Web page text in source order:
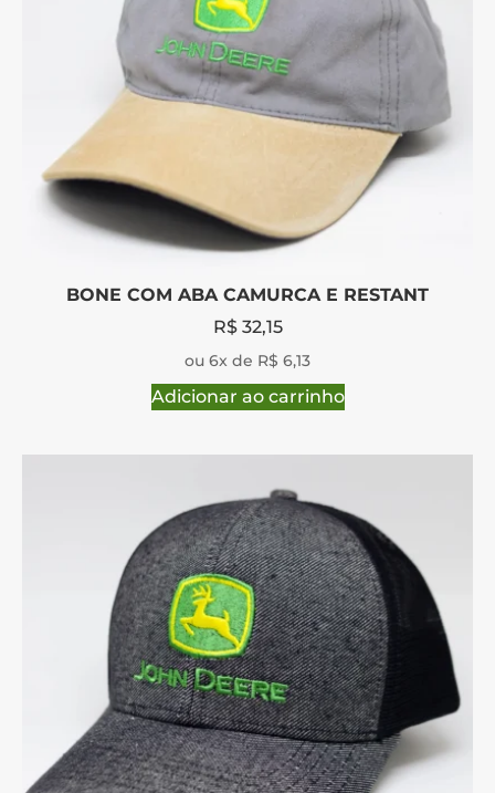
BONE COM ABA CAMURCA E RESTANT
R$32,15
ou 6x de R$ 6,13
Adicionar ao carrinho